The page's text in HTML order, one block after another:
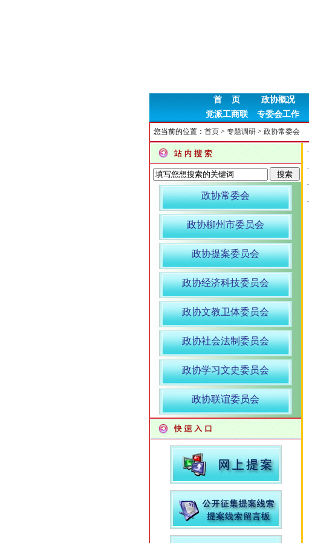
首 页 政协概况
党派工商联
专委会工作
您当前的位置： 首页 > 专题调研 > 政协常委会
政协常委会
政协柳州市委员会
政协提案委员会
政协经济科技委员会
政协文教卫体委员会
政协社会法制委员会
政协学习文史委员会
政协联谊委员会
·
·
·
·